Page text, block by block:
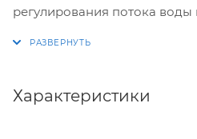
регулирования потока
полива, при строительстве
Характеристики